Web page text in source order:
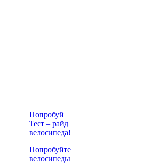
Попробуй
Тест – райд
велосипеда!
Попробуйте
велосипеды